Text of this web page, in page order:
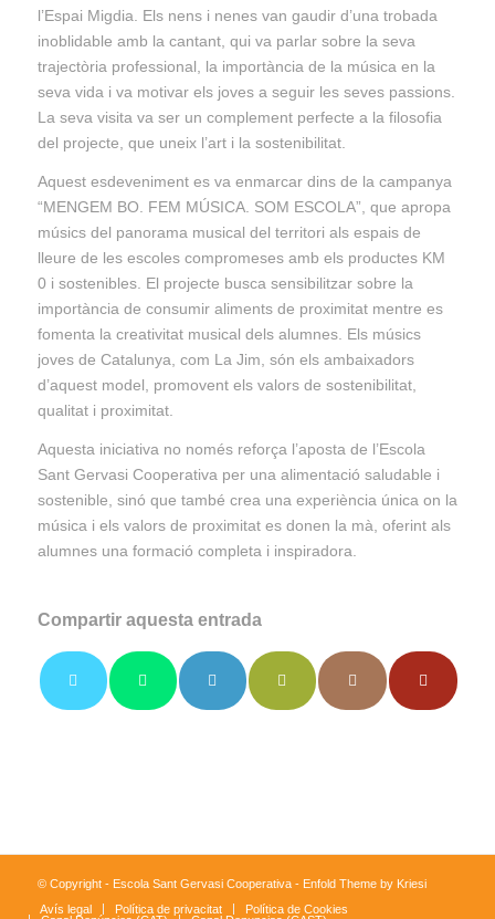
l’Espai Migdia. Els nens i nenes van gaudir d’una trobada
inoblidable amb la cantant, qui va parlar sobre la seva
trajectòria professional, la importància de la música en la
seva vida i va motivar els joves a seguir les seves passions.
La seva visita va ser un complement perfecte a la filosofia
del projecte, que uneix l’art i la sostenibilitat.
Aquest esdeveniment es va enmarcar dins de la campanya
“MENGEM BO. FEM MÚSICA. SOM ESCOLA”, que apropa
músics del panorama musical del territori als espais de
lleure de les escoles compromeses amb els productes KM
0 i sostenibles. El projecte busca sensibilitzar sobre la
importància de consumir aliments de proximitat mentre es
fomenta la creativitat musical dels alumnes. Els músics
joves de Catalunya, com La Jim, són els ambaixadors
d’aquest model, promovent els valors de sostenibilitat,
qualitat i proximitat.
Aquesta iniciativa no només reforça l’aposta de l’Escola
Sant Gervasi Cooperativa per una alimentació saludable i
sostenible, sinó que també crea una experiència única on la
música i els valors de proximitat es donen la mà, oferint als
alumnes una formació completa i inspiradora.
Compartir aquesta entrada
© Copyright - Escola Sant Gervasi Cooperativa - Enfold Theme by Kriesi
Avís legal
Política de privacitat
Política de Cookies